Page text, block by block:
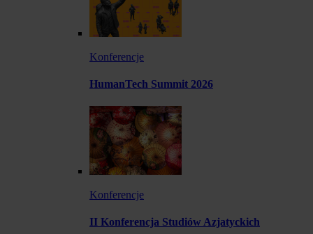
Konferencje
HumanTech Summit 2026
Konferencje
II Konferencja Studiów Azjatyckich